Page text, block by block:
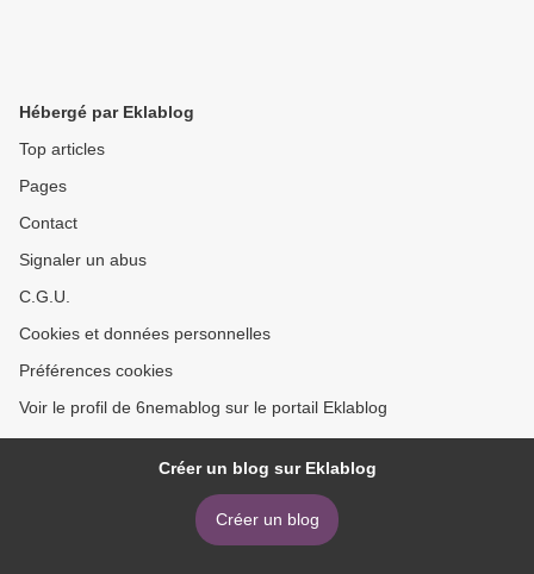
Hébergé par Eklablog
Top articles
Pages
Contact
Signaler un abus
C.G.U.
Cookies et données personnelles
Préférences cookies
Voir le profil de 6nemablog sur le portail Eklablog
Créer un blog sur Eklablog
Créer un blog